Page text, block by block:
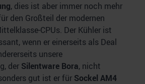
, dies ist aber immer noch mehr
den Großteil der modernen
CPUs. Der Kühler ist
wenn er einerseits als Deal
unsere
der Silentware Bora, nicht
gut ist er für Sockel AM4